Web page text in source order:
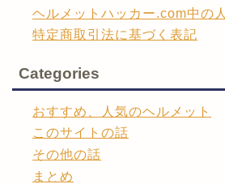
ヘルメットハッカー.com中の人
特定商取引法に基づく表記
Categories
おすすめ、人気のヘルメット
このサイトの話
その他の話
まとめ